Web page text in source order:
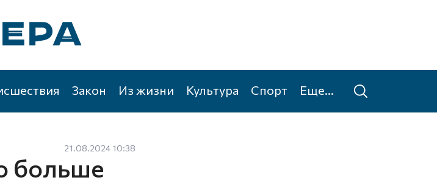
Закон Из жизни Культура Спорт Еще...
21.08.2024 10:38
больше